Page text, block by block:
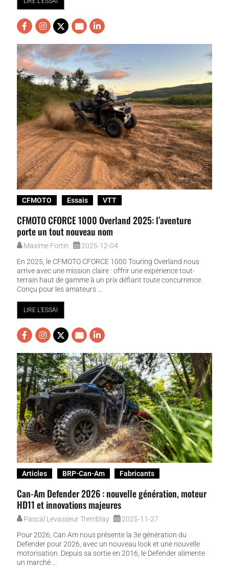
CFMOTO Essais VTT
CFMOTO CFORCE 1000 Overland 2025: l’aventure
porte un tout nouveau nom
Maxime Fortin
2025-12-04
En 2025, le CFMOTO CFORCE 1000 Touring Overland nous
arrive avec une mission claire : offrir une expérience tout-
terrain haut de gamme à un prix défiant toute concurrence.
Conçu pour les amateurs ...
LIRE L'ESSAI
Articles BRP-Can-Am Fabricants
Can-Am Defender 2026 : nouvelle génération, moteur
HD11 et innovations majeures
Pascal Levasseur Tremblay
2025-11-27
Pour 2026, Can Am nous présente la 3e génération du
Defender pour 2026, avec un nouveau look et une nouvelle
motorisation. Depuis sa sortie en 2016, le Defender alimente
un marché ...